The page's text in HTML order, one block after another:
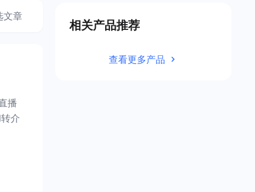
文章
播
介
相关产品推荐
查看更多产品